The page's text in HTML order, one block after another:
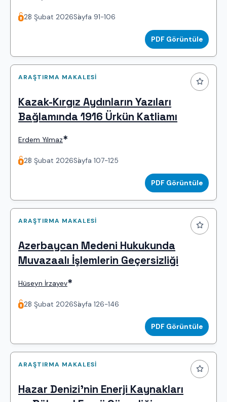
28 Şubat 2026Sayfa 91-106
PDF Görüntüle
ARAŞTIRMA MAKALESI
Kazak-Kırgız Aydınların Yazıları
Bağlamında 1916 Ürkün Katliamı
Erdem Yılmaz*
28 Şubat 2026Sayfa 107-125
PDF Görüntüle
ARAŞTIRMA MAKALESI
Azerbaycan Medeni Hukukunda
Muvazaalı İşlemlerin Geçersizliği
Hüseyn İrzayev*
28 Şubat 2026Sayfa 126-146
PDF Görüntüle
ARAŞTIRMA MAKALESI
Hazar Denizi’nin Enerji Kaynakları